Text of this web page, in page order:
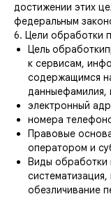
достижении этих
федеральным
6. Цели обработки
Цель
к сервисам,
содержащимся
данныефамилия,
электронный
номера
Правовые
оператором и
Виды обработки
обезличивание